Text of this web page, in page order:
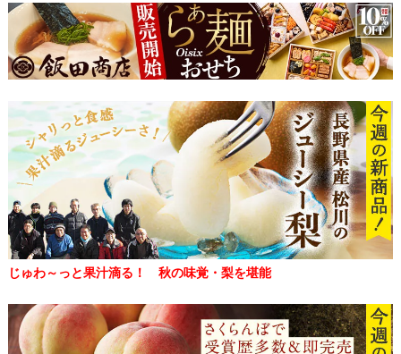
じゅわ～っと果汁滴る！ 秋の味覚・梨を堪能